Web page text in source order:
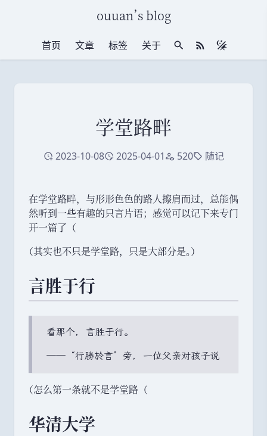
ouuan’s blog
首页 文章 标签 关于 站内搜索RSS 订阅
学堂路畔
创建于
2023-10-08修改于
2025-04-01访问量
520标签随记
在学堂路畔， 与形形色色的路人擦肩而过， 总能偶
然听到一些有趣的只言片语； 感觉可以记下来专门
开一篇了 （
（其实也不只是学堂路， 只是大部分是。）
言胜于行
看那个， 言胜于行。
—— “行勝於言” 旁， 一位父亲对孩子说
（怎么第一条就不是学堂路 （
华清大学